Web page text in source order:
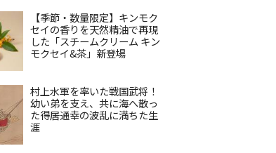
【季節・数量限定】キンモク
セイの香りを天然精油で再現
した「スチームクリーム キン
モクセイ&茶」新登場
村上水軍を率いた戦国武将！
幼い弟を支え、共に海へ散っ
た得居通幸の波乱に満ちた生
涯